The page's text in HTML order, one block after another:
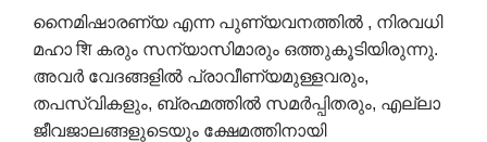
നൈമിഷാരണ്യ എന്ന പുണ്യവനത്തിൽ , നിരവധി
മഹാ शि കരും സന്യാസിമാരും ഒത്തുകൂടിയിരുന്നു.
അവർ വേദങ്ങളിൽ പ്രാവീണ്യമുള്ളവരും,
തപസ്വികളും, ബ്രഹ്മത്തിൽ സമർപ്പിതരും, എല്ലാ
ജീവജാലങ്ങളുടെയും ക്ഷേമത്തിനായി